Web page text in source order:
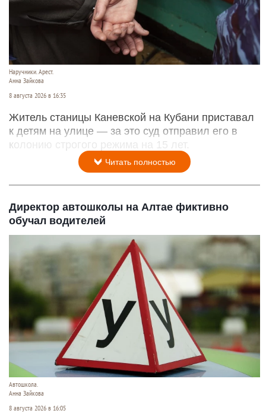
Наручники. Арест.
Анна Зайкова
8 августа 2026 в 16:35
Житель станицы Каневской на Кубани приставал
к детям на улице — за это суд отправил его в
колонию строгого режима на 15 лет.
Читать полностью
Директор автошколы на Алтае фиктивно
обучал водителей
Автошкола.
Анна Зайкова
8 августа 2026 в 16:05